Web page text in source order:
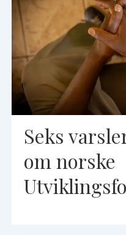
Seks
om norske